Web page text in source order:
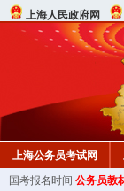
上海人民政府网
上海公务员考试网
国考报名时间 公务员教